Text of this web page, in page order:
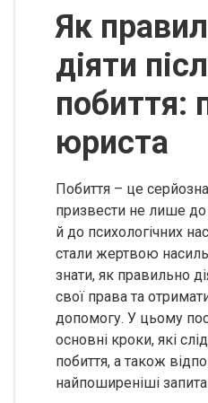
Як
діяти
побиття:
юриста
Побиття – це
призвести не лише до
й до психологічних
стали жертвою
знати, як правильно
свої права та
допомогу. У цьому
основні кроки, які
побиття, а також
найпоширеніші